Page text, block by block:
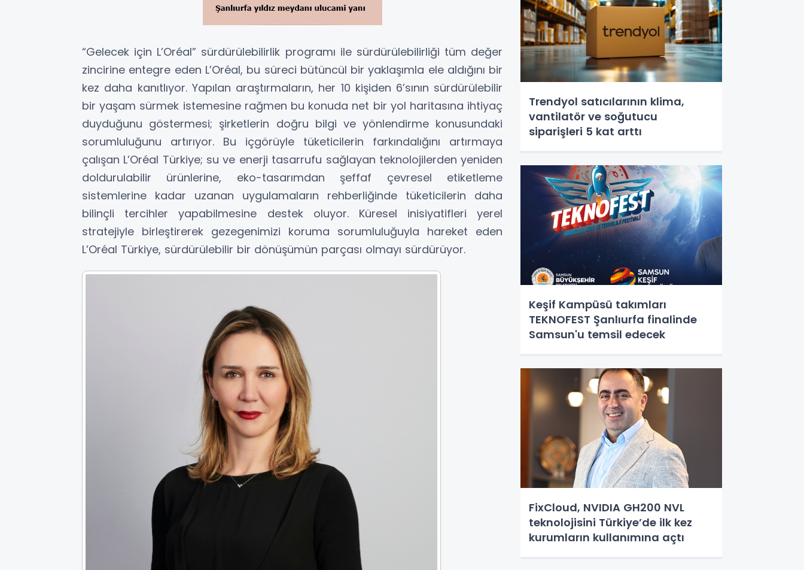
“Gelecek için L’Oréal” sürdürülebilirlik programı ile sürdürülebilirliği tüm değer
zincirine entegre eden L’Oréal, bu süreci bütüncül bir yaklaşımla ele aldığını bir
kez daha kanıtlıyor. Yapılan araştırmaların, her 10 kişiden 6’sının sürdürülebilir
bir yaşam sürmek istemesine rağmen bu konuda net bir yol haritasına ihtiyaç
duyduğunu göstermesi; şirketlerin doğru bilgi ve yönlendirme konusundaki
sorumluluğunu artırıyor. Bu içgörüyle tüketicilerin farkındalığını artırmaya
çalışan L’Oréal Türkiye; su ve enerji tasarrufu sağlayan teknolojilerden yeniden
doldurulabilir ürünlerine, eko-tasarımdan şeffaf çevresel etiketleme
sistemlerine kadar uzanan uygulamaların rehberliğinde tüketicilerin daha
bilinçli tercihler yapabilmesine destek oluyor. Küresel inisiyatifleri yerel
stratejiyle birleştirerek gezegenimizi koruma sorumluluğuyla hareket eden
L’Oréal Türkiye, sürdürülebilir bir dönüşümün parçası olmayı sürdürüyor.
Trendyol satıcılarının klima,
vantilatör ‎ve soğutucu
siparişleri 5 kat arttı
Keşif Kampüsü takımları
TEKNOFEST Şanlıurfa finalinde
Samsun'u temsil edecek
FixCloud, NVIDIA GH200 NVL
teknolojisini Türkiye’de ilk kez
kurumların kullanımına açtı